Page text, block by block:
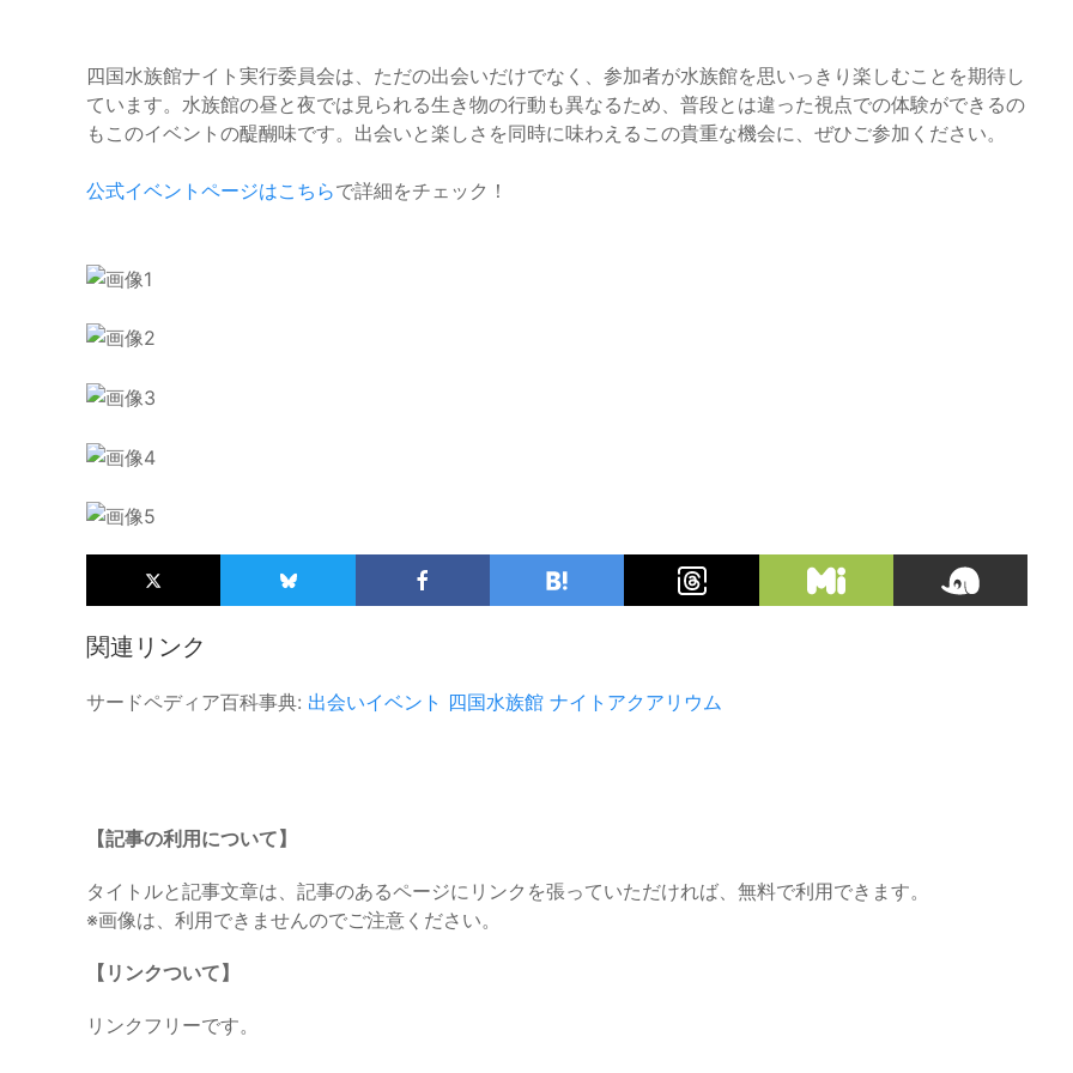
四国水族館ナイト実行委員会は、ただの出会いだけでなく、参加者が水族館を思いっきり楽しむことを期待し
ています。水族館の昼と夜では見られる生き物の行動も異なるため、普段とは違った視点での体験ができるの
もこのイベントの醍醐味です。出会いと楽しさを同時に味わえるこの貴重な機会に、ぜひご参加ください。
公式イベントページはこちらで詳細をチェック！
関連リンク
サードペディア百科事典: 出会いイベント 四国水族館 ナイトアクアリウム
【記事の利用について】
タイトルと記事文章は、記事のあるページにリンクを張っていただければ、無料で利用できます。
※画像は、利用できませんのでご注意ください。
【リンクついて】
リンクフリーです。